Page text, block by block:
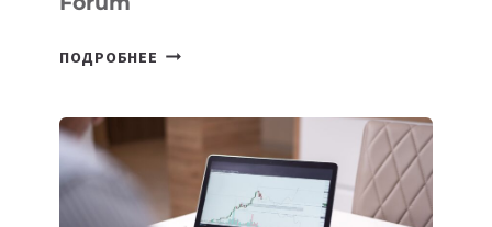
ПОДРОБНЕЕ В
FINANCE